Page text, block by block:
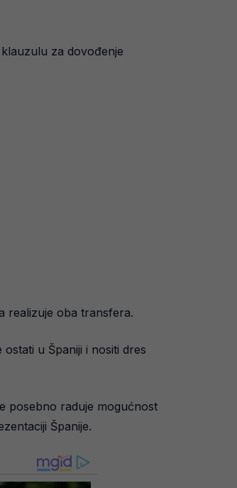
za dovođenje
realizuje oba transfera.
u Španiji i nositi dres
posebno raduje mogućnost
Španije.